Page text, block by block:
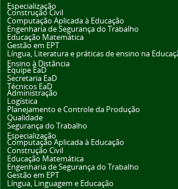
Especialização
Construção Civil
Computação Aplicada à Educação
Engenharia de Segurança do Trabalho
Educação Matemática
Gestão em EPT
Língua, Literatura e práticas de ensino na
Ensino à Distância
Equipe EaD
Secretaria EaD
Técnicos EaD
Administração
Logística
Planejamento e Controle da Produção
Qualidade
Segurança do Trabalho
Especialização
Computação Aplicada à Educação
Construção Civil
Educação Matemática
Engenharia de Segurança do Trabalho
Gestão em EPT
Língua, Linguagem e Educação